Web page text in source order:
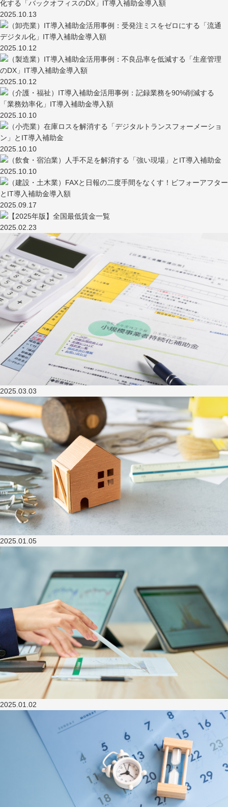
2025.10.13
2025.10.12
2025.10.12
2025.10.10
2025.10.10
2025.10.10
2025.09.17
2025.02.23
2025.03.03
2025.01.05
2025.01.02